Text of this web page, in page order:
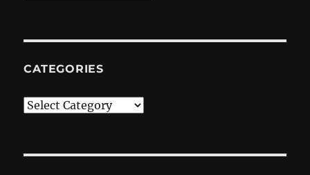
CATEGORIES
Categories